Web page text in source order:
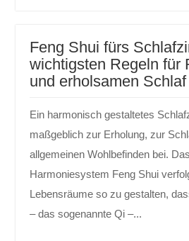
Feng Shui fürs
wichtigsten Regeln für
und erholsamen Schlaf
Ein harmonisch gestaltetes
maßgeblich zur Erholung, zur
allgemeinen Wohlbefinden bei.
Harmoniesystem Feng Shui
Lebensräume so zu gestalten,
– das sogenannte Qi –...